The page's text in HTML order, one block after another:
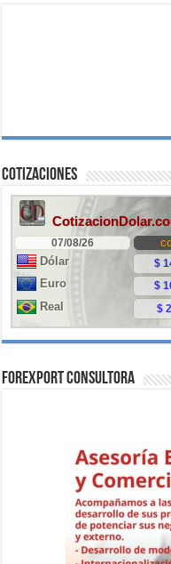
Cotizaciones
ForExport Consultora